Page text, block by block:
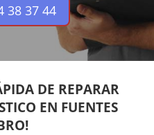
38 37 44
DE REPARAR
EN FUENTES